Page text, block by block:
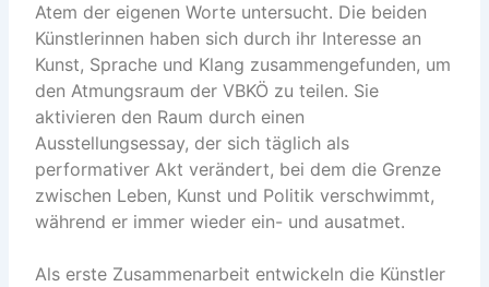
Atem der eigenen Worte untersucht. Die beiden
Künstlerinnen haben sich durch ihr Interesse an
Kunst, Sprache und Klang zusammengefunden, um
den Atmungsraum der VBKÖ zu teilen. Sie
aktivieren den Raum durch einen
Ausstellungsessay, der sich täglich als
performativer Akt verändert, bei dem die Grenze
zwischen Leben, Kunst und Politik verschwimmt,
während er immer wieder ein- und ausatmet.
Als erste Zusammenarbeit entwickeln die Künstler